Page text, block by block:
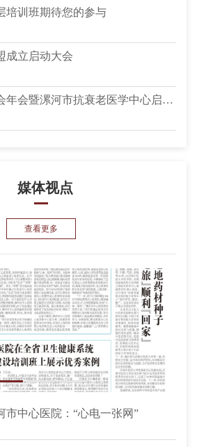
培训班期待您的参与
成立启动大会
漯河市功能医学学会年会暨漯河市抗衰老医学中心启动仪式
媒体视点
查看更多
市中心医院：“心电一张网”